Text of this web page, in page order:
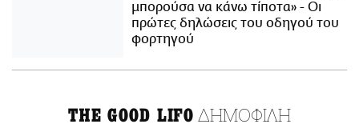
μπορούσα να κάνω τίποτα» - Οι
πρώτες δηλώσεις του οδηγού του
φορτηγού
THE GOOD LIFO ΔΗΜΟΦΙΛΗ